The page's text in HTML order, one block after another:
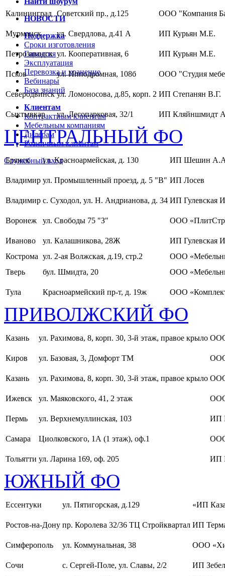
НОВОСТИ
Поддержка
Сроки изготовления
Гарантия
Эксплуатация
Перевозка и хранение
Вебинары
База знаний
Клиентам
Контрактным клиентам
Мебельным компаниям
Дилерам
Розничным клиентам
Служебный вход
Калининград Советский пр., д.125 ООО "Компания
Мурманск ул. Свердлова, д.41 А ИП Курьян М.Е.
Петрозаводск ул. Кооперативная, 6 ИП Курьян М.Е.
Псков ул. Ипподромная, 108б ООО "Студия
Северодвинск ул. Ломоносова, д.85, корп. 2 ИП Степанян В.Г.
Сыктывкар ул. Лесопарковая, 32/1 ИП Кляйншмидт
ЦЕНТРАЛЬНЫЙ ФО
Брянск ул. Красноармейская, д. 130 ИП Шешин
Владимир ул. Промышленный проезд, д. 5 "В" ИП Лосев
Владимир с. Суходол, ул. Н. Андрианова, д. 34 ИП Гулевская
Воронеж ул. Свободы 75 "З" ООО
Иваново ул. Калашникова, 28Ж
ИП Гулевская
Кострома ул. 2-ая Волжская, д.19, стр.2
ООО
Тверь
бул. Шмидта, 20 ООО
Тула Красноармейский пр-т, д. 19ж ООО
ПРИВОЛЖСКИЙ ФО
Казань ул. Рахимова, 8, корп. 30, 3-й этаж, правое крыло
Киров ул. Базовая, 3, Домфорт ТМ
Казань ул. Рахимова, 8, корп. 30, 3-й этаж, правое крыло
Ижевск ул. Маяковского, 41, 2 этаж
Пермь ул. Верхнемуллинская, 103 ИП
Самара Циолковского, 1А (1 этаж), оф.1
Тольятти ул. Ларина 169, оф. 205 ИП
ЮЖНЫЙ ФО
Ессентуки ул. Пятигорская, д.129 «ИП
Ростов-на-Дону пр. Королева 32/36 ТЦ Стройквартал ИП
Симферополь ул. Коммунальная, 38 ООО
Сочи с. Сергей-Поле, ул. Славы, 2/2
ИП